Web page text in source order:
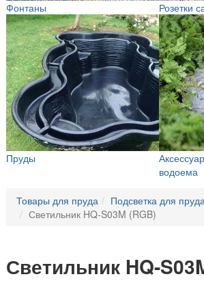
Фонтаны Розетки
Пруды
водоема
Товары для пруда
Подсветка для
Светильник HQ-S03M (RGB)
Светильник HQ-